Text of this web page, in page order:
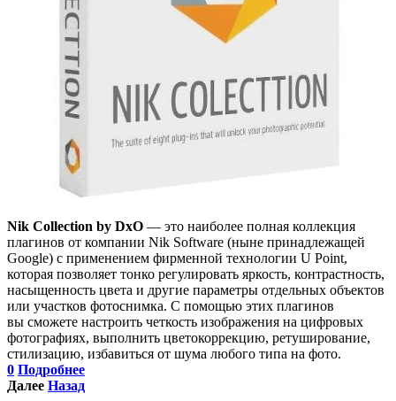
Nik Collection by DxO — это наиболее полная коллекция
плагинов от компании Nik Software (ныне принадлежащей
Google) с применением фирменной технологии U Point,
которая позволяет тонко регулировать яркость, контрастность,
насыщенность цвета и другие параметры отдельных объектов
или участков фотоснимка. С помощью этих плагинов
вы сможете настроить четкость изображения на цифровых
фотографиях, выполнить цветокоррекцию, ретуширование,
стилизацию, избавиться от шума любого типа на фото.
0 Подробнее
Далее Назад